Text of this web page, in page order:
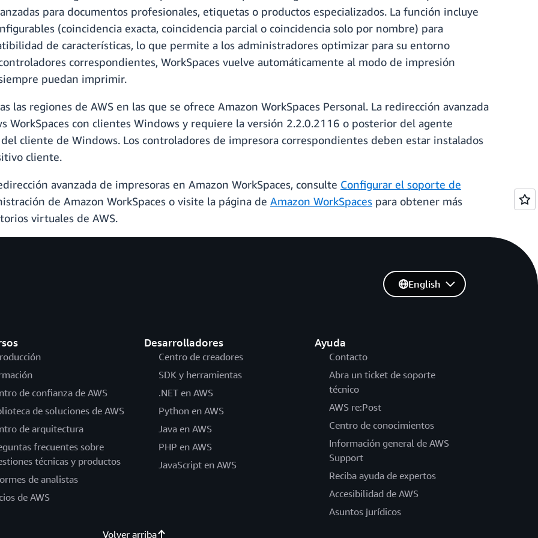
para documentos profesionales, etiquetas o productos especializados. La función incluye
(coincidencia exacta, coincidencia parcial o coincidencia solo por nombre) para
de características, lo que permite a los administradores optimizar para su entorno
correspondientes, WorkSpaces vuelve automáticamente al modo de impresión
puedan imprimir.
las regiones de AWS en las que se ofrece Amazon WorkSpaces Personal. La redirección avanzada
WorkSpaces con clientes Windows y requiere la versión 2.2.0.2116 o posterior del agente
cliente de Windows. Los controladores de impresora correspondientes deben estar instalados
cliente.
avanzada de impresoras en Amazon WorkSpaces, consulte Configurar el soporte de
de Amazon WorkSpaces o visite la página de Amazon WorkSpaces para obtener más
virtuales de AWS.
de confianza de AWS
de soluciones de AWS
de arquitectura
frecuentes sobre
técnicas y productos
de analistas
de AWS
Desarrolladores
Centro de creadores
SDK y herramientas
.NET en AWS
Python en AWS
Java en AWS
PHP en AWS
JavaScript en AWS
Ayuda
Contacto
Abra un ticket de soporte
técnico
AWS re:Post
Centro de conocimientos
Información general de AWS
Support
Reciba ayuda de expertos
Accesibilidad de AWS
Asuntos jurídicos
English
Volver arriba